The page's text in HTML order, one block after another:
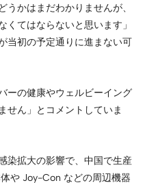
かはまだわかりませんが、
くてはならないと思います」
当初の予定通りに進まない可
ーの健康やウェルビーイング
せん」とコメントしていま
染拡大の影響で、中国で生産
や Joy-Con などの周辺機器